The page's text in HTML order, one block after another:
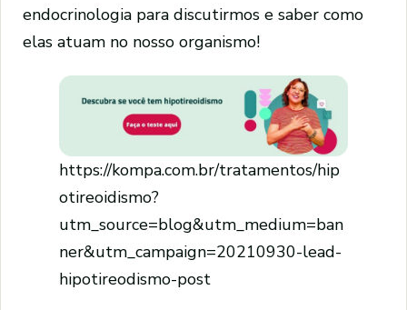
endocrinologia para discutirmos e saber como
elas atuam no nosso organismo!
https://kompa.com.br/tratamentos/hip
otireoidismo?
utm_source=blog&utm_medium=ban
ner&utm_campaign=20210930-lead-
hipotireodismo-post